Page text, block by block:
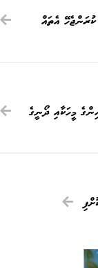
އެތައް
މީހަކާއި ދޯނީގެ